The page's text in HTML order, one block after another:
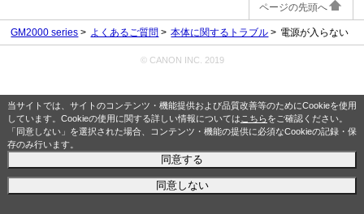
当サイトでは、サイトのコンテンツ・機能提供および品質改善等のためにCookieを使用
しています。Cookieの使用に関する詳しい情報については こちらをご確認ください。
「同意しない」を選択された場合、コンテンツ・機能の提供に必須なCookieの記録・保
存のみ行います。
同意する
同意しない
ページの先頭へ
GM2000 series よくあるご質問 本体に関するトラブル 電源が入らない
© CANON INC. 2019